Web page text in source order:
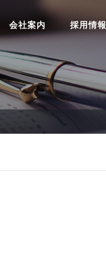
会社案内 採用情報